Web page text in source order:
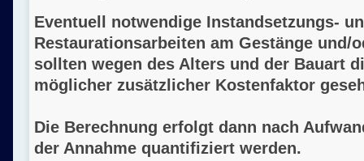
Eventuell notwendige Instandsetzungs-
Restaurationsarbeiten am Gestänge und/
sollten wegen des Alters und der Bauart
möglicher zusätzlicher Kostenfaktor
Die Berechnung erfolgt dann nach
der Annahme quantifiziert werden.